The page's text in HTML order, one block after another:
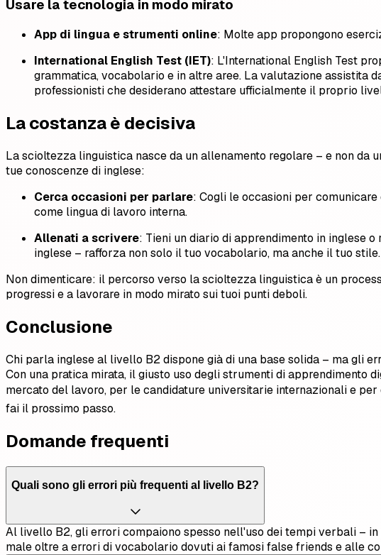
Usare la tecnologia in modo mirato
App di lingua e strumenti online: Molte app propongono
International English Test (IET): L'International English Test
grammatica, vocabolario e in altre aree. La valutazione assistita
professionisti che desiderano attestare ufficialmente il proprio
La costanza è decisiva
La scioltezza linguistica nasce da un allenamento regolare – e non da
tue conoscenze di inglese:
Cerca occasioni per parlare: Cogli le occasioni per
come lingua di lavoro interna.
Allenati a scrivere: Tieni un diario di apprendimento in inglese
inglese – rafforza non solo il tuo vocabolario, ma anche il tuo stile.
Non dimenticare: il percorso verso la scioltezza linguistica è un
progressi e a lavorare in modo mirato sui tuoi punti deboli.
Conclusione
Chi parla inglese al livello B2 dispone già di una base solida – ma gli
Con una pratica mirata, il giusto uso degli strumenti di
mercato del lavoro, per le candidature universitarie internazionali e
fai il prossimo passo.
Domande frequenti
Quali sono gli errori più frequenti al livello B2?
Al livello B2, gli errori compaiono spesso nell'uso dei tempi verbali –
male oltre a errori di vocabolario dovuti ai famosi false friends e alle